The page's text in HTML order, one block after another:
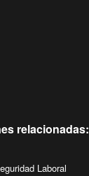
relacionadas:
Laboral